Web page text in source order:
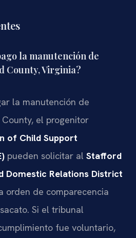
la manutención de
County, Virginia?
la manutención de
el progenitor
of Child Support
pueden solicitar al Stafford
Domestic Relations District
orden de comparecencia
Si el tribunal
fue voluntario,